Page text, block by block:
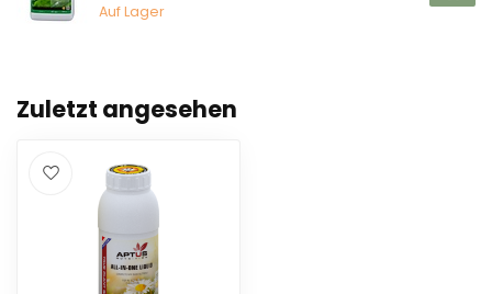
Auf Lager
Zuletzt angesehen